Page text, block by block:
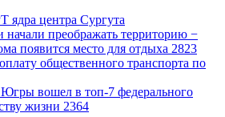
ядра центра Сургута
начали преображать территорию −
появится место для отдыха 2823
общественного транспорта по
вошел в топ-7 федерального
жизни 2364